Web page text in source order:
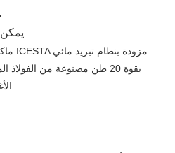
وإصلاحها مبرمجة مسبقاً.
4.